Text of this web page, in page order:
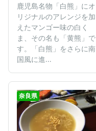
鹿児島名物「白熊」にオ
リジナルのアレンジを加
えたマンゴー味の白く
ま、その名も「黄熊」で
す。「白熊」をさらに南
国風に進...
奈良県